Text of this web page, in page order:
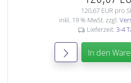
120,67 EUR pro
inkl. 19 % MwSt. zzgl.
Lieferzeit: 3-4
In den